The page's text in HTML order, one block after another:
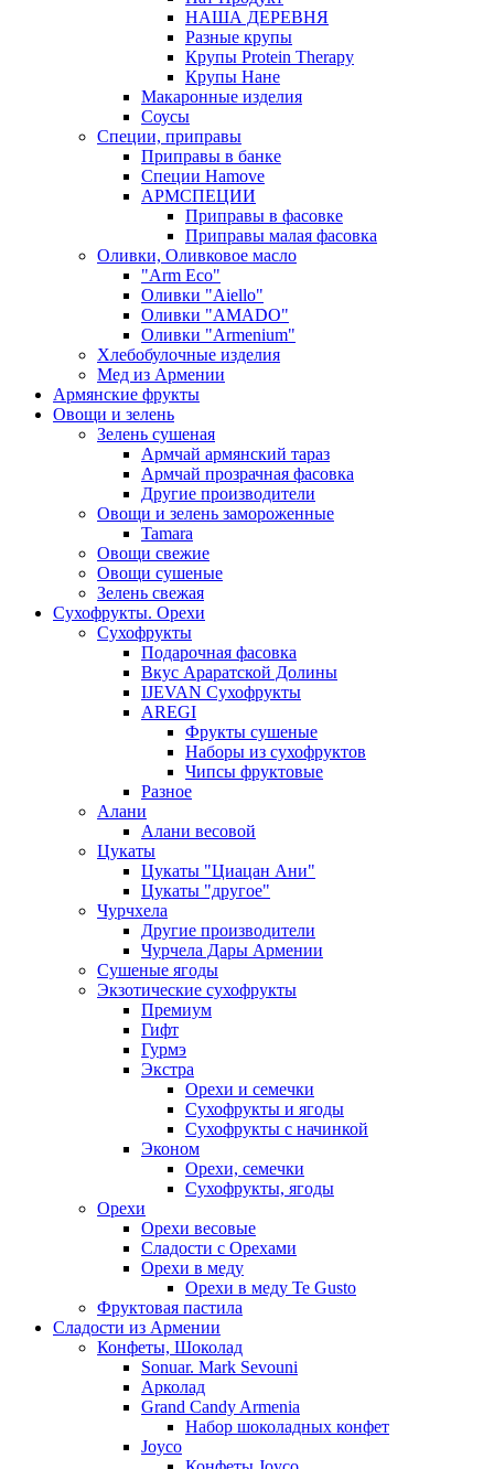
НАША ДЕРЕВНЯ
Разные крупы
Крупы Protein Therapy
Крупы Нане
Макаронные изделия
Соусы
Специи, приправы
Приправы в банке
Специи Hamove
АРМСПЕЦИИ
Приправы в фасовке
Приправы малая фасовка
Оливки, Оливковое масло
"Arm Eco"
Оливки "Aiello"
Оливки "AMADO"
Оливки "Armenium"
Хлебобулочные изделия
Мед из Армении
Армянские фрукты
Овощи и зелень
Зелень сушеная
Армчай армянский тараз
Армчай прозрачная фасовка
Другие производители
Овощи и зелень замороженные
Tamara
Овощи свежие
Овощи сушеные
Зелень свежая
Сухофрукты. Орехи
Сухофрукты
Подарочная фасовка
Вкус Араратской Долины
IJEVAN Сухофрукты
AREGI
Фрукты сушеные
Наборы из сухофруктов
Чипсы фруктовые
Разное
Алани
Алани весовой
Цукаты
Цукаты "Циацан Ани"
Цукаты "другое"
Чурчхела
Другие производители
Чурчела Дары Армении
Сушеные ягоды
Экзотические сухофрукты
Премиум
Гифт
Гурмэ
Экстра
Орехи и семечки
Сухофрукты и ягоды
Сухофрукты с начинкой
Эконом
Орехи, семечки
Сухофрукты, ягоды
Орехи
Орехи весовые
Сладости с Орехами
Орехи в меду
Орехи в меду Te Gusto
Фруктовая пастила
Сладости из Армении
Конфеты, Шоколад
Sonuar. Mark Sevouni
Арколад
Grand Candy Armenia
Набор шоколадных конфет
Joyco